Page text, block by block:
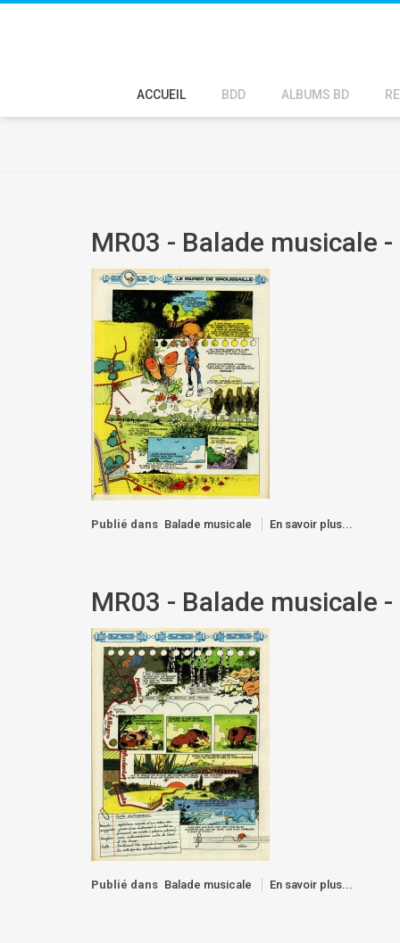
ACCUEIL BDD ALBUMS BD
MR03 - Balade musicale -
Publié dans Balade musicale En savoir plus...
MR03 - Balade musicale -
Publié dans Balade musicale En savoir plus...